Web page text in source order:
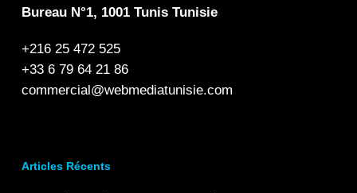
Bureau N°1, 1001 Tunis Tunisie
+216 25 472 525
+33 6 79 64 21 86
commercial@webmediatunisie.com
Articles Récents